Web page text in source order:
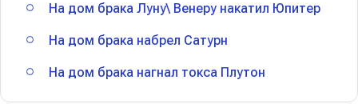
На дом брака Луну\ Венеру накатил Юпитер
На дом брака набрел Сатурн
На дом брака нагнал токса Плутон